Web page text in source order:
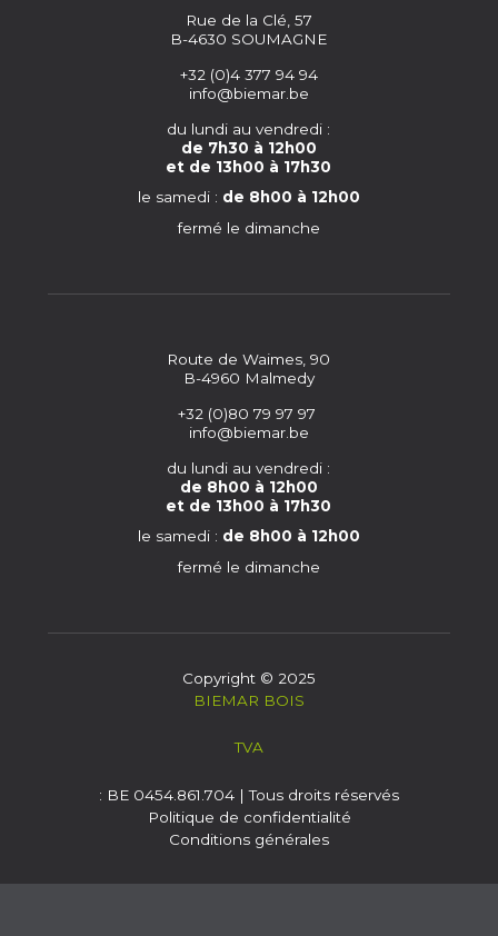
Rue de la Clé, 57
B-4630 SOUMAGNE
+32 (0)4 377 94 94
info@biemar.be
du lundi au vendredi :
de 7h30 à 12h00
et de 13h00 à 17h30
le samedi : de 8h00 à 12h00
fermé le dimanche
Route de Waimes, 90
B-4960 Malmedy
+32 (0)80 79 97 97
info@biemar.be
du lundi au vendredi :
de 8h00 à 12h00
et de 13h00 à 17h30
le samedi : de 8h00 à 12h00
fermé le dimanche
Copyright © 2025
BIEMAR BOIS
TVA
: BE 0454.861.704 | Tous droits réservés
Politique de confidentialité
Conditions générales